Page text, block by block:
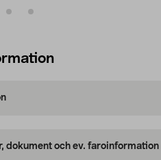
dokument och ev. faroinformation